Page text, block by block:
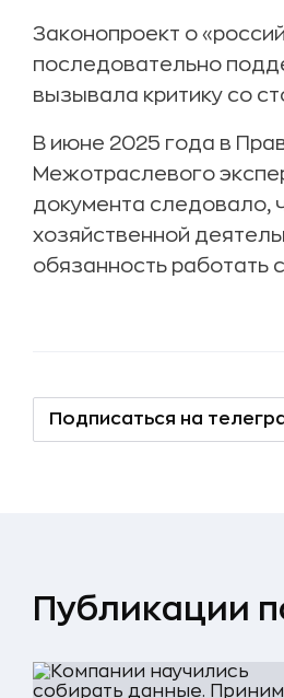
Законопроект о
последовательно
вызывала критику со
В июне 2025 года в
Межотраслевого
документа следовало,
хозяйственной
обязанность работать
Подписаться на
Публикации